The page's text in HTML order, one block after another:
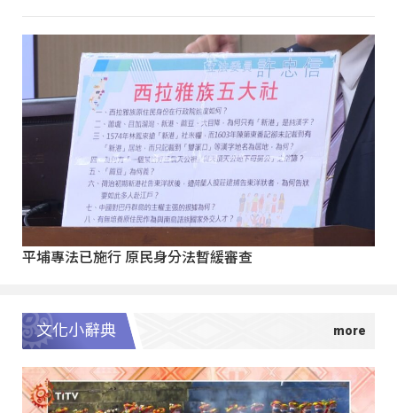
平埔專法已施行 原民身分法暫緩審查
文化小辭典